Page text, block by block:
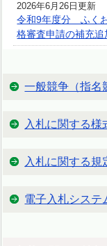
2026年6月26日更新
令和9年度分 ふく
格審査申請の補充追
一般競争（指名
入札に関する様
入札に関する規
電子入札システ